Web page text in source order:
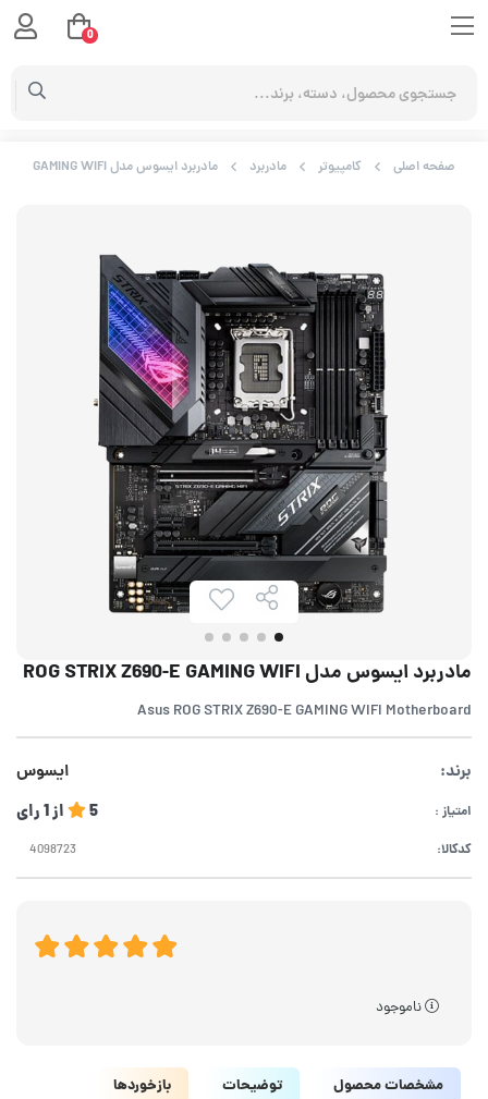
صفحه اصلی کامپیوتر مادربرد مادربرد ایسوس مدل ROG STRIX Z690-E GAMING WIFI
مادربرد ایسوس مدل ROG STRIX Z690-E GAMING WIFI
Asus ROG STRIX Z690-E GAMING WIFI Motherboard
برند: ایسوس
امتیاز : 5 از1رای
کدکالا:
ناموجود
مشخصات محصول توضیحات بازخوردها
0